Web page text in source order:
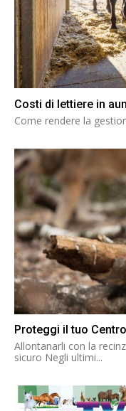
Costi di lettiere in
Come rendere la
Proteggi il tuo
Allontanarli con la
sicuro Negli ultimi...